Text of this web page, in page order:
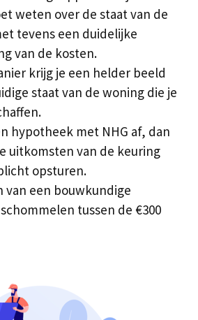
weten over de staat van de
tevens een duidelijke
van de kosten.
krijg je een helder beeld
staat van de woning die je
hypotheek met NHG af, dan
uitkomsten van de keuring
opsturen.
van een bouwkundige
tussen de €300